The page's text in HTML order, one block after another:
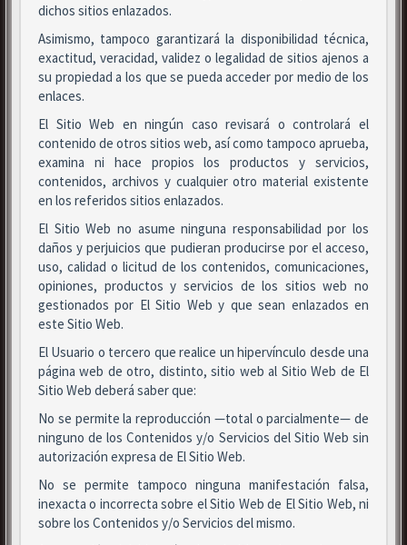
dichos sitios enlazados.
Asimismo, tampoco garantizará la disponibilidad técnica,
exactitud, veracidad, validez o legalidad de sitios ajenos a
su propiedad a los que se pueda acceder por medio de los
enlaces.
El Sitio Web en ningún caso revisará o controlará el
contenido de otros sitios web, así como tampoco aprueba,
examina ni hace propios los productos y servicios,
contenidos, archivos y cualquier otro material existente
en los referidos sitios enlazados.
El Sitio Web no asume ninguna responsabilidad por los
daños y perjuicios que pudieran producirse por el acceso,
uso, calidad o licitud de los contenidos, comunicaciones,
opiniones, productos y servicios de los sitios web no
gestionados por El Sitio Web y que sean enlazados en
este Sitio Web.
El Usuario o tercero que realice un hipervínculo desde una
página web de otro, distinto, sitio web al Sitio Web de El
Sitio Web deberá saber que:
No se permite la reproducción —total o parcialmente— de
ninguno de los Contenidos y/o Servicios del Sitio Web sin
autorización expresa de El Sitio Web.
No se permite tampoco ninguna manifestación falsa,
inexacta o incorrecta sobre el Sitio Web de El Sitio Web, ni
sobre los Contenidos y/o Servicios del mismo.